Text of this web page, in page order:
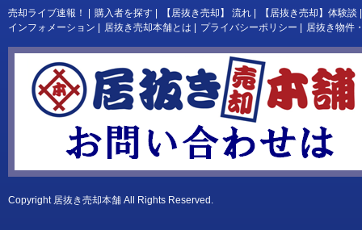
売却ライブ速報！ 購入者を探す 【居抜き売却】 流れ 【居抜き売却】体験談
インフォメーション
居抜き売却本舗とは プライバシーポリシー 居抜き物件
Copyright 居抜き売却本舗 All Rights Reserved.